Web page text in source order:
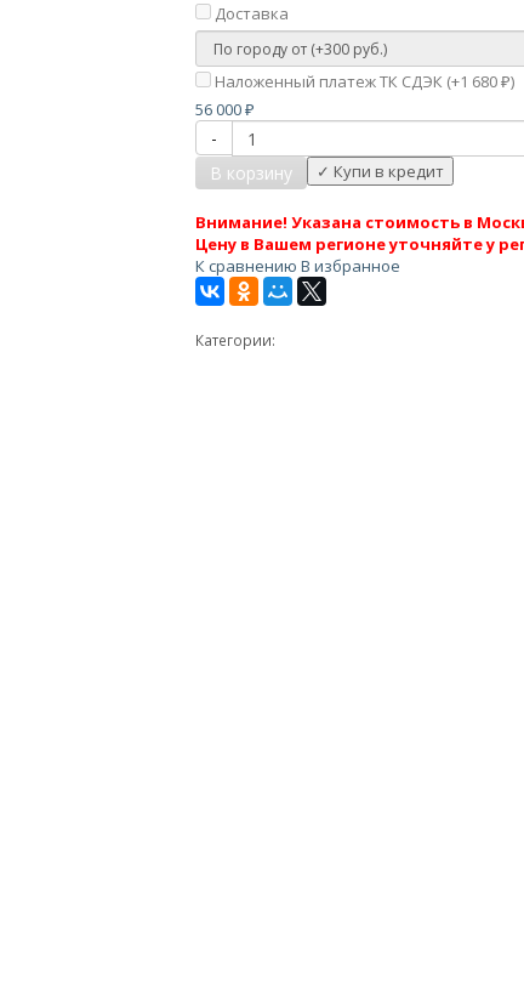
Доставка
Наложенный платеж ТК СДЭК (+1 680₽)
56 000₽
-
В корзину
Внимание! Указана стоимость в
Цену в Вашем регионе уточняйте у
К сравнению В избранное
Категории: